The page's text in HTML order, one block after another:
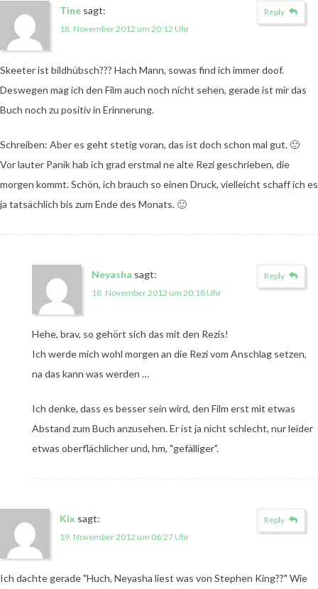
Tine sagt:
18. November 2012 um 20:12 Uhr
Skeeter ist bildhübsch??? Hach Mann, sowas find ich immer doof.
Deswegen mag ich den Film auch noch nicht sehen, gerade ist mir das
Buch noch zu positiv in Erinnerung.
Schreiben: Aber es geht stetig voran, das ist doch schon mal gut. 🙂
Vor lauter Panik hab ich grad erstmal ne alte Rezi geschrieben, die
morgen kommt. Schön, ich brauch so einen Druck, vielleicht schaff ich es
ja tatsächlich bis zum Ende des Monats. 🙂
Reply
Neyasha sagt:
18. November 2012 um 20:18 Uhr
Hehe, brav, so gehört sich das mit den Rezis!
Ich werde mich wohl morgen an die Rezi vom Anschlag setzen,
na das kann was werden …
Ich denke, dass es besser sein wird, den Film erst mit etwas
Abstand zum Buch anzusehen. Er ist ja nicht schlecht, nur leider
etwas oberflächlicher und, hm, "gefälliger".
Reply
Kix sagt:
19. November 2012 um 06:27 Uhr
Ich dachte gerade "Huch, Neyasha liest was von Stephen King??" Wie
Reply